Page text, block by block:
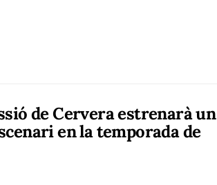
de Cervera estrenarà un
en la temporada de